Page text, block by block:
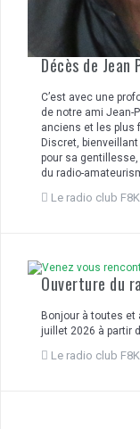
Décès de Jean
C’est avec une
de notre ami Jean-
anciens et les plus
Discret,
pour sa
du radio-
Le radio club
Ouverture du
Bonjour à toutes et
juillet 2026 à partir
Le radio club